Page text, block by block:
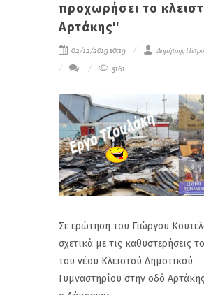
προχωρήσει το
Αρτάκης''
02/12/2019 10:19
Δημήτρης
3161
Σε ερώτηση του Γιώργου
σχετικά με τις καθυστερήσεις
του νέου Κλειστού Δημοτικού
Γυμναστηρίου στην οδό